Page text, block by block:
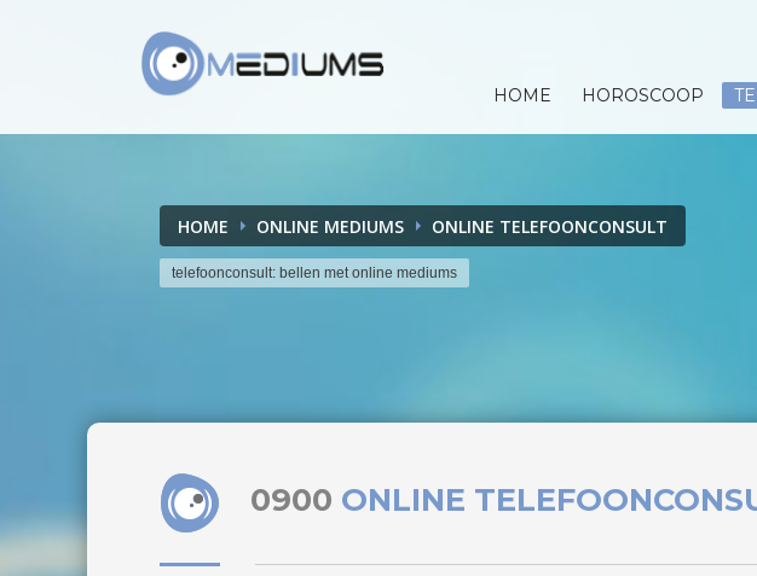
HOME HOROSCOOP
HOME ONLINE MEDIUMS ONLINE TELEFOONCONSULT
telefoonconsult: bellen met online mediums
0900 ONLINE